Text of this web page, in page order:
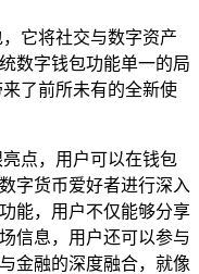
它将社交与数字资产
数字钱包功能单一的局
了前所未有的全新使
点，用户可以在钱包
字货币爱好者进行深入
能，用户不仅能够分享
信息，用户还可以参与
金融的深度融合，就像